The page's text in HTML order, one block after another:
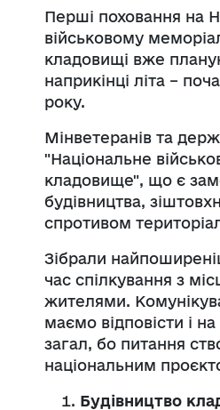
Перші поховання на
військовому
кладовищі вже
наприкінці літа –
року.
Мінветеранів та
"Національне
кладовище", що є
будівництва,
спротивом
Зібрали
час спілкування з
жителями.
маємо відповісти і
загал, бо питання
національним
Будівництво